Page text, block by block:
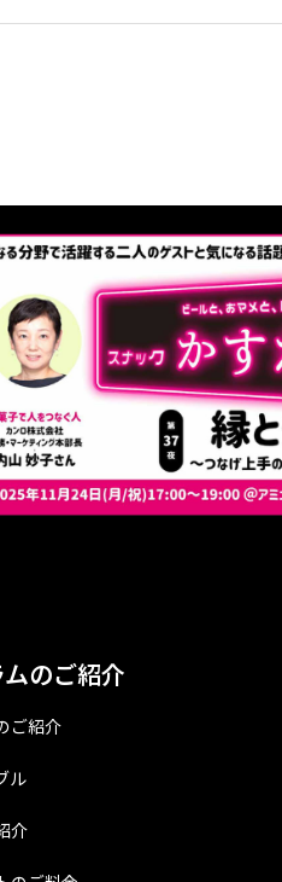
込みはこちら
ス（会場のご案内
シーポリシー
のご紹介
ご紹介
ル
介